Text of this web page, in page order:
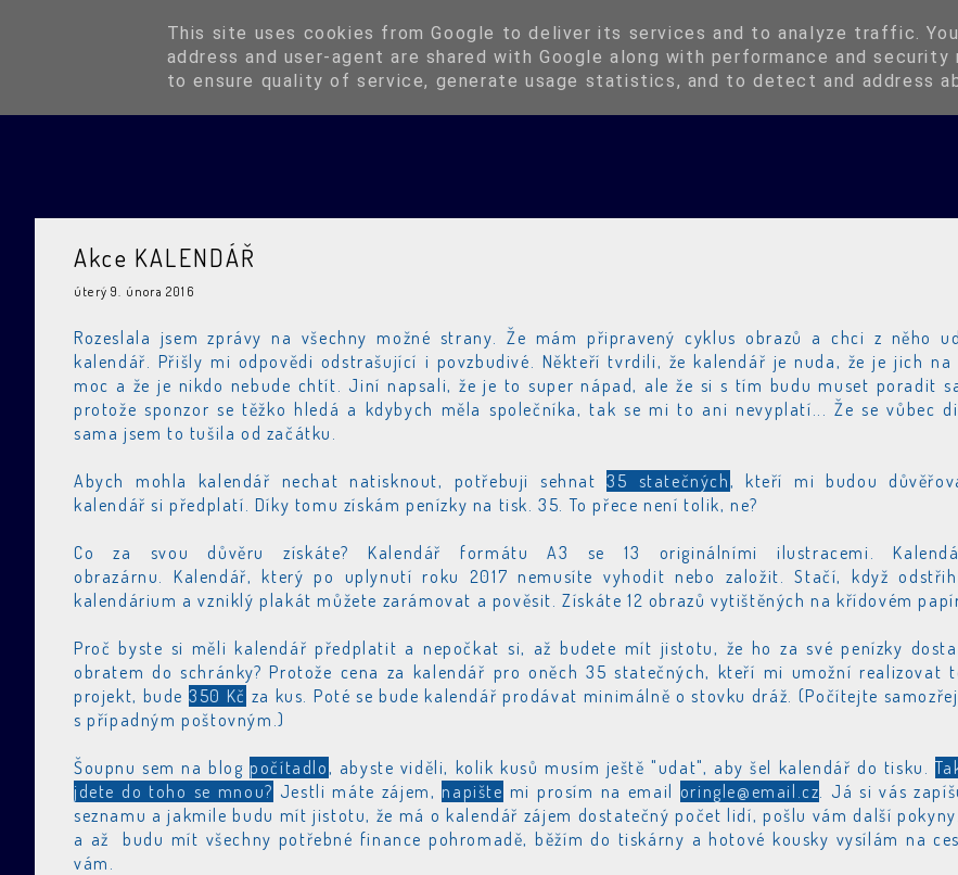
Blog Instagram Kup si Oringli
Akce KALENDÁŘ
úterý 9. února 2016
Rozeslala jsem zprávy na všechny možné strany. Že mám připravený cyklus obrazů a chci z něho
kalendář. Přišly mi odpovědi odstrašující i povzbudivé. Někteří tvrdili, že kalendář je nuda, že je jich na
moc a že je nikdo nebude chtít. Jiní napsali, že je to super nápad, ale že si s tím budu muset poradit
protože sponzor se těžko hledá a kdybych měla společníka, tak se mi to ani nevyplatí... Že se vůbec
sama jsem to tušila od začátku.
Abych mohla kalendář nechat natisknout, potřebuji sehnat35 statečných, kteří mi budou
kalendář si předplatí. Díky tomu získám penízky na tisk. 35. To přece není tolik, ne?
Co za svou důvěru získáte? Kalendář formátu A3 se 13 originálními ilustracemi.
obrazárnu.
Kalendář, který po uplynutí roku 2017 nemusíte vyhodit nebo založit. Stačí, když
kalendárium a vzniklý plakát můžete zarámovat a pověsit. Získáte 12 obrazů vytištěných na křídovém
Proč byste si měli kalendář předplatit a nepočkat si, až budete mít jistotu, že ho za své penízky
obratem do schránky? Protože cena za kalendář pro oněch 35 statečných, kteří mi umožní realizovat
projekt, bude 350 Kč za kus. Poté se bude kalendář prodávat minimálně o stovku dráž. (Počítejte
s případným poštovným.)
Šoupnu sem na blog počítadlo, abyste viděli, kolik kusů musím ještě "udat", aby šel kalendář do tisku.
jdete do toho se mnou? Jestli máte zájem, napište mi prosím na email oringle@email.cz . Já si vás
seznamu a jakmile budu mít jistotu, že má o kalendář zájem dostatečný počet lidí, pošlu vám další
a až budu mít všechny potřebné finance pohromadě, běžím do tiskárny a hotové kousky vysílám na
vám.
This site uses cookies from Google to deliver its services and to analyze traffic.
address and user-agent are shared with Google along with performance and security
to ensure quality of service, generate usage statistics, and to detect and address